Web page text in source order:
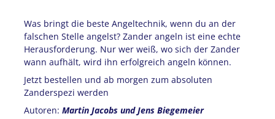
Was bringt die beste Angeltechnik, wenn du an der
falschen Stelle angelst? Zander angeln ist eine echte
Herausforderung. Nur wer weiß, wo sich der Zander
wann aufhält, wird ihn erfolgreich angeln können.
Jetzt bestellen und ab morgen zum absoluten
Zanderspezi werden
Autoren: Martin Jacobs und Jens Biegemeier